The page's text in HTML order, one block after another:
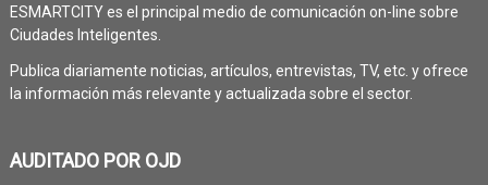
ESMARTCITY es el principal medio de comunicación on-line sobre
Ciudades Inteligentes.
Publica diariamente noticias, artículos, entrevistas, TV, etc. y ofrece
la información más relevante y actualizada sobre el sector.
AUDITADO POR OJD